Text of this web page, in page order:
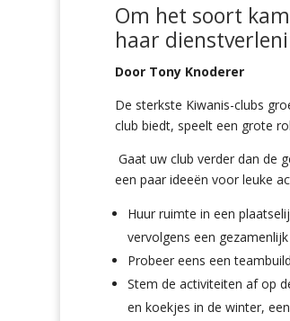
Om het soort
haar
Door Tony Knoderer
De sterkste Kiwanis-clubs
club biedt, speelt een grote
Gaat uw club verder dan de
een paar ideeën voor leuke
Huur ruimte in een
vervolgens een
Probeer eens een
Stem de activiteiten af op
en koekjes in de winter,